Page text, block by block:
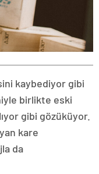
kaybediyor gibi
birlikte eski
gibi gözüküyor.
kare
da